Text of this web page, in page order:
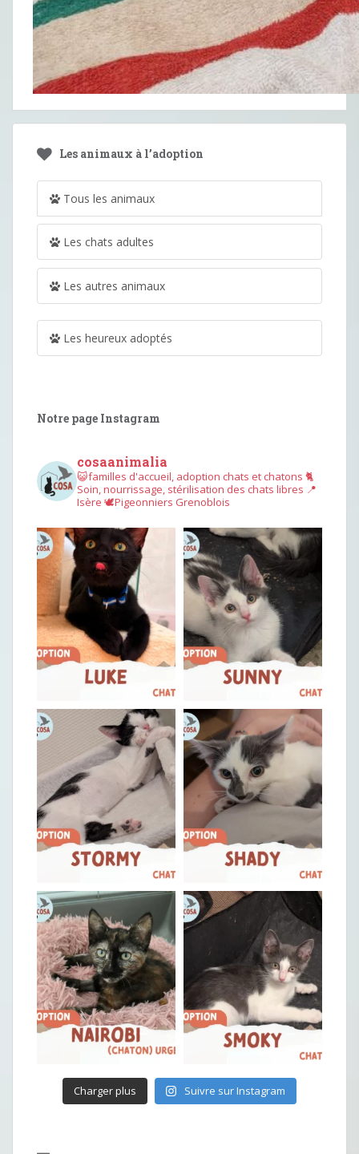
Les animaux à l’adoption
Tous les animaux
Les chats adultes
Les autres animaux
Les heureux adoptés
Notre page Instagram
cosaanimalia
😺familles d'accueil, adoption chats et chatons 🐈
Soin, nourrissage, stérilisation des chats libres 📍
Isère 🕊︎Pigeonniers Grenoblois
Charger plus Suivre sur Instagram